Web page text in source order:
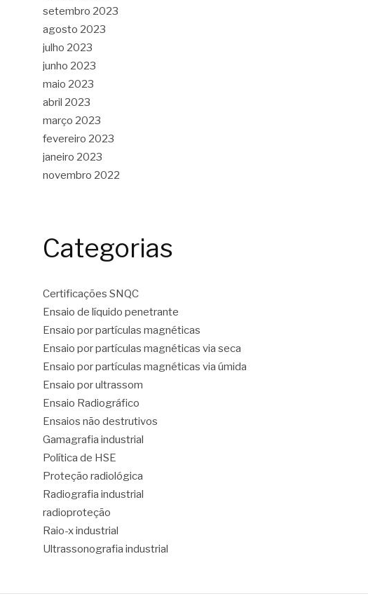
setembro 2023
agosto 2023
julho 2023
junho 2023
maio 2023
abril 2023
março 2023
fevereiro 2023
janeiro 2023
novembro 2022
Categorias
Certificações SNQC
Ensaio de líquido penetrante
Ensaio por partículas magnéticas
Ensaio por partículas magnéticas via seca
Ensaio por partículas magnéticas via úmida
Ensaio por ultrassom
Ensaio Radiográfico
Ensaios não destrutivos
Gamagrafia industrial
Política de HSE
Proteção radiológica
Radiografia industrial
radioproteção
Raio-x industrial
Ultrassonografia industrial